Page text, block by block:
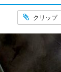
クリップ